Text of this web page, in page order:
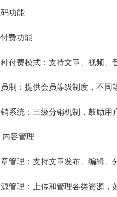
功能
付费功能
付费模式：支持文章、视频、
制：提供会员等级制度，不同
系统 ：三级分销机制，鼓励用
内容管理
管理：支持文章发布、编辑、
管理：上传和管理各类资源，